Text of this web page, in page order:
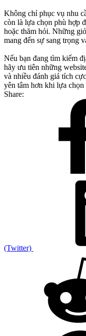
Không chỉ phục vụ nhu
còn là lựa chọn phù hợp
hoặc thăm hỏi. Những
mang đến sự sang trọng
Nếu bạn đang tìm kiếm
hãy ưu tiên những
và nhiều đánh giá tích
yên tâm hơn khi lựa chọn
Share:
(Twitter)